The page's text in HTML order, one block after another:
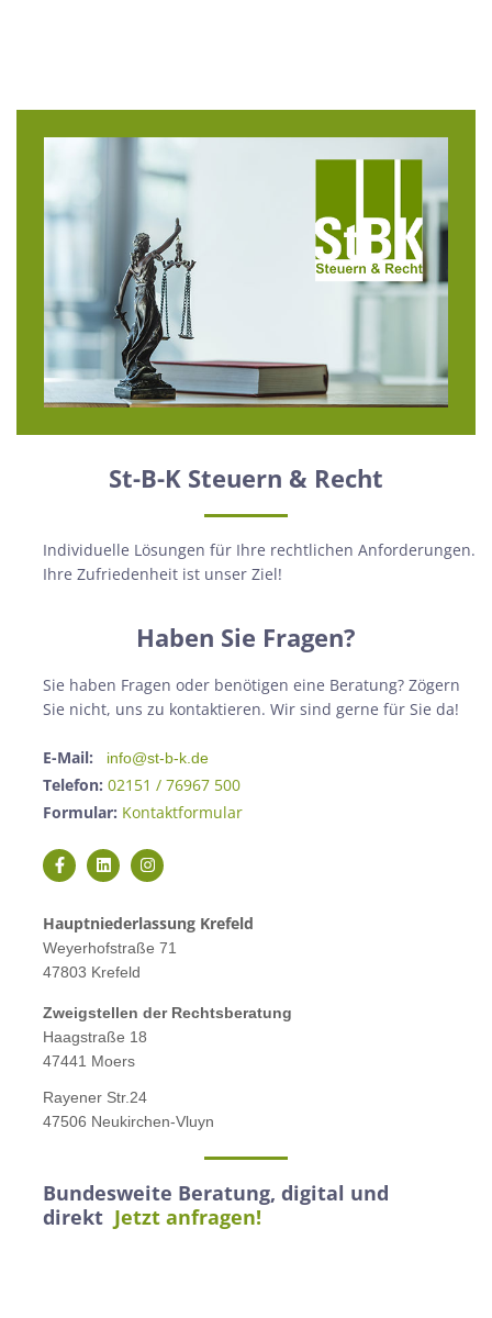
St-B-K Steuern & Recht
Individuelle Lösungen für Ihre rechtlichen Anforderungen.
Ihre Zufriedenheit ist unser Ziel!
Haben Sie Fragen?
Sie haben Fragen oder benötigen eine Beratung? Zögern
Sie nicht, uns zu kontaktieren. Wir sind gerne für Sie da!
E-Mail: info@st-b-k.de
Telefon: 02151 / 76967 500
Formular: Kontaktformular
Hauptniederlassung Krefeld
Weyerhofstraße 71
47803 Krefeld
Zweigstellen der Rechtsberatung
Haagstraße 18
47441 Moers
Rayener Str.24
47506 Neukirchen-Vluyn
Bundesweite Beratung, digital und
direkt Jetzt anfragen!